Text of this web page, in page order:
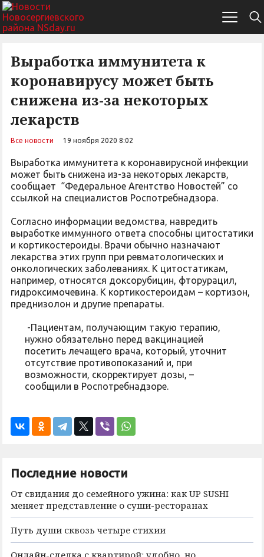
Выработка иммунитета к
коронавирусу может быть
снижена из-за некоторых
лекарств
Все новости 19 ноября 2020 8:02
Выработка иммунитета к коронавирусной инфекции
может быть снижена из-за некоторых лекарств,
сообщает “Федеральное Агентство Новостей” со
ссылкой на специалистов Роспотребнадзора.
Согласно информации ведомства, навредить
выработке иммунного ответа способны цитостатики
и кортикостероиды. Врачи обычно назначают
лекарства этих групп при ревматологических и
онкологических заболеваниях. К цитостатикам,
например, относятся доксорубицин, фторурацил,
гидроксимочевина. К кортикостероидам – кортизон,
преднизолон и другие препараты.
-Пациентам, получающим такую терапию,
нужно обязательно перед вакцинацией
посетить лечащего врача, который, уточнит
отсутствие противопоказаний и, при
возможности, скорректирует дозы, –
сообщили в Роспотребнадзоре.
Последние новости
От свидания до семейного ужина: как UP SUSHI
меняет представление о суши-ресторанах
Путь души сквозь четыре стихии
Онлайн-сделка с квартирой: удобно, но